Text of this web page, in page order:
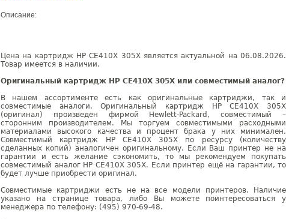
Описание:
Цена на картридж HP CE410X 305X является актуальной на 06.08.2026.
Товар имеется в наличии.
Оригинальный картридж HP CE410X 305X или совместимый аналог?
В нашем ассортименте есть как оригинальные картриджи, так и
совместимые аналоги. Оригинальный картридж HP CE410X 305X
(оригинал) произведен фирмой Hewlett-Packard, совместимый –
сторонним производителем. Мы торгуем совместимыми расходными
материалами высокого качества и процент брака у них минимален.
Совместимый картридж HP CE410X 305X по ресурсу (количеству
сделанных копий) аналогичен оригинальному. Если Ваш принтер не на
гарантии и есть желание сэкономить, то мы рекомендуем покупать
совместимый аналог HP CE410X 305X. Если принтер ещё на гарантии, то
будет лучше приобрести оригинал.
Совместимые картриджи есть не на все модели принтеров. Наличие
указано на странице товара, либо Вы можете поинтересоваться у
менеджера по телефону: (495) 970-69-48.